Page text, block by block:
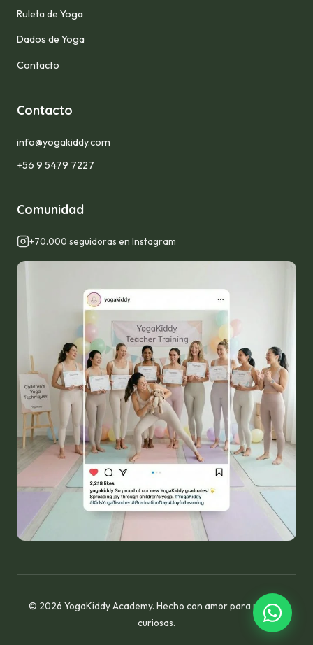
Ruleta de Yoga
Dados de Yoga
Contacto
Contacto
info@yogakiddy.com
+56 9 5479 7227
Comunidad
+70.000 seguidoras en Instagram
© 2026 YogaKiddy Academy. Hecho con amor para mentes
curiosas.